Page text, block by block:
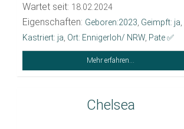
Wartet seit: 18.02.2024
Eigenschaften: Geboren:2023 Geimpft: ja
Kastriert: ja Ort: Ennigerloh/ NRW, Pate ✅️
Mehr erfahren...
Chelsea